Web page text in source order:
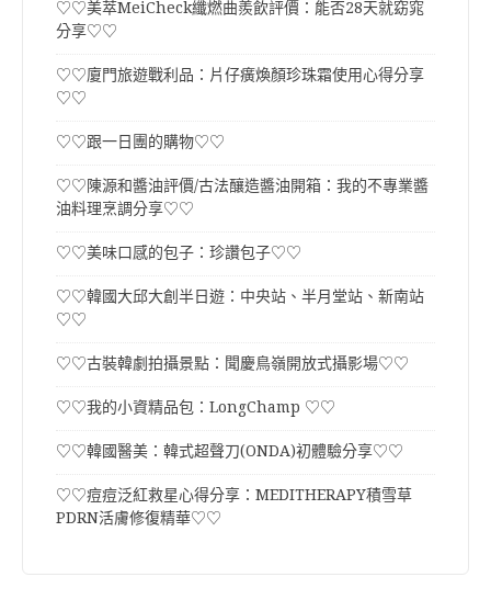
♡♡美萃MeiCheck纖燃曲羨飲評價：能否28天就窈窕
分享♡♡
♡♡廈門旅遊戰利品：片仔癀煥顏珍珠霜使用心得分享
♡♡
♡♡跟一日團的購物♡♡
♡♡陳源和醬油評價/古法釀造醬油開箱：我的不專業醬
油料理烹調分享♡♡
♡♡美味口感的包子：珍讚包子♡♡
♡♡韓國大邱大創半日遊：中央站、半月堂站、新南站
♡♡
♡♡古裝韓劇拍攝景點：聞慶鳥嶺開放式攝影場♡♡
♡♡我的小資精品包：LongChamp ♡♡
♡♡韓國醫美：韓式超聲刀(ONDA)初體驗分享♡♡
♡♡痘痘泛紅救星心得分享：MEDITHERAPY積雪草
PDRN活膚修復精華♡♡